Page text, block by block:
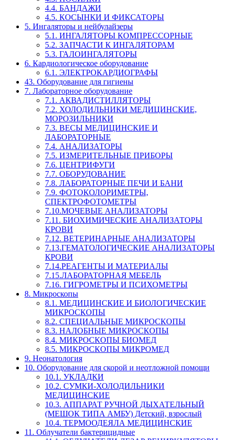
4.4. БАНДАЖИ
4.5. КОСЫНКИ И ФИКСАТОРЫ
5. Ингаляторы и нейбулайзеры
5.1. ИНГАЛЯТОРЫ КОМПРЕССОРНЫЕ
5.2. ЗАПЧАСТИ К ИНГАЛЯТОРАМ
5.3. ГАЛОИНГАЛЯТОРЫ
6. Кардиологическое оборудование
6.1. ЭЛЕКТРОКАРДИОГРАФЫ
43. Оборудование для гигиены
7. Лабораторное оборудование
7.1. АКВАДИСТИЛЛЯТОРЫ
7.2. ХОЛОДИЛЬНИКИ МЕДИЦИНСКИЕ,
МОРОЗИЛЬНИКИ
7.3. ВЕСЫ МЕДИЦИНСКИЕ И
ЛАБОРАТОРНЫЕ
7.4. АНАЛИЗАТОРЫ
7.5. ИЗМЕРИТЕЛЬНЫЕ ПРИБОРЫ
7.6. ЦЕНТРИФУГИ
7.7. ОБОРУДОВАНИЕ
7.8. ЛАБОРАТОРНЫЕ ПЕЧИ И БАНИ
7.9. ФОТОКОЛОРИМЕТРЫ,
СПЕКТРОФОТОМЕТРЫ
7.10.МОЧЕВЫЕ АНАЛИЗАТОРЫ
7.11. БИОХИМИЧЕСКИЕ АНАЛИЗАТОРЫ
КРОВИ
7.12. ВЕТЕРИНАРНЫЕ АНАЛИЗАТОРЫ
7.13.ГЕМАТОЛОГИЧЕСКИЕ АНАЛИЗАТОРЫ
КРОВИ
7.14.РЕАГЕНТЫ И МАТЕРИАЛЫ
7.15.ЛАБОРАТОРНАЯ МЕБЕЛЬ
7.16. ГИГРОМЕТРЫ И ПСИХОМЕТРЫ
8. Микроскопы
8.1. МЕДИЦИНСКИЕ И БИОЛОГИЧЕСКИЕ
МИКРОСКОПЫ
8.2. СПЕЦИАЛЬНЫЕ МИКРОСКОПЫ
8.3. НАЛОБНЫЕ МИКРОСКОПЫ
8.4. МИКРОСКОПЫ БИОМЕД
8.5. МИКРОСКОПЫ МИКРОМЕД
9. Неонатология
10. Оборудование для скорой и неотложной помощи
10.1. УКЛАДКИ
10.2. СУМКИ-ХОЛОДИЛЬНИКИ
МЕДИЦИНСКИЕ
10.3. АППАРАТ РУЧНОЙ ДЫХАТЕЛЬНЫЙ
(МЕШОК ТИПА АМБУ) Детский, взрослый
10.4. ТЕРМООДЕЯЛА МЕДИЦИНСКИЕ
11. Облучатели бактерицидные